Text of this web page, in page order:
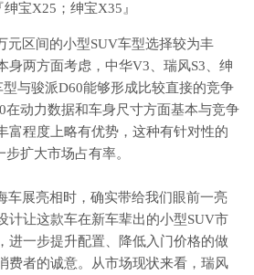
绅宝X25；绅宝X35』
元区间的小型SUV车型选择较为丰
身两方面考虑，中华V3、瑞风S3、绅
与骏派D60能够形成比较直接的竞争
在动力数据和车身尺寸方面基本与竞争
富程度上略有优势，这种有针对性的
扩大市场占有率。
车展亮相时，确实带给我们眼前一亮
计让这款车在新车辈出的小型SUV市
进一步提升配置、降低入门价格的做
费者的诚意。从市场现状来看，瑞风